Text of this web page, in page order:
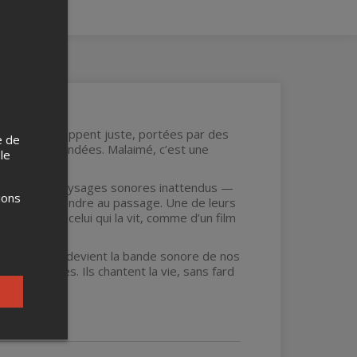
frappent juste, portées par des
salles bondées. Malaimé, c’est une
des paysages sonores inattendus —
de surprendre au passage. Une de leurs
de celui qui la vit, comme d’un film
Elle devient la bande sonore de nos
sourdes. Ils chantent la vie, sans fard
de